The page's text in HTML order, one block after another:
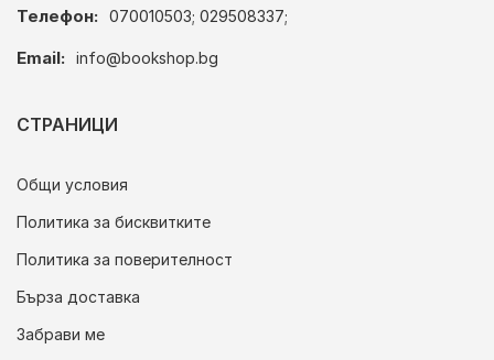
Телефон: 070010503; 029508337;
Email: info@bookshop.bg
СТРАНИЦИ
Общи условия
Политика за бисквитките
Политика за поверителност
Бърза доставка
Забрави ме